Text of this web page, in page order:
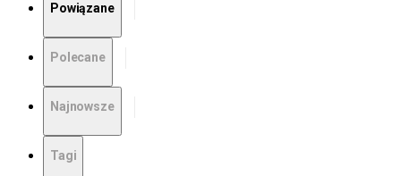
Powiązane
Polecane
Najnowsze
Tagi